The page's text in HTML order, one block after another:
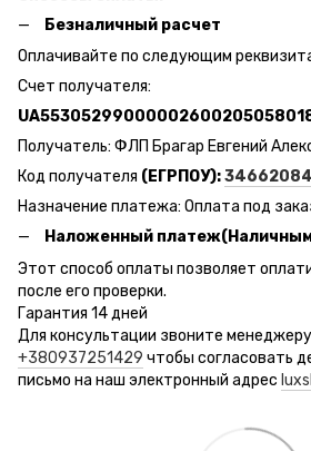
Безналичный расчет
Оплачивайте по следующим
Счет получателя:
Получатель: ФЛП Брагар Евгений
Код получателя (ЕГРПОУ):
Назначение платежа: Оплата под
Наложенный
Этот способ оплаты позволяет
после его проверки.
Гарантия 14 дней
Для консультации звоните
+380937251429 чтобы согласовать
письмо на наш электронный адрес